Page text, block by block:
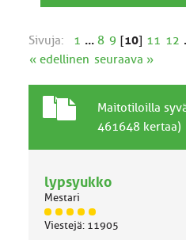
Sivuja: 1 ... 8 9 [10] 11 12
« edellinen seuraava »
a
a
n
e
A
i
Maitotiloilla
461648 kertaa)
lypsyukko
Mestari
J
ä
Viestejä: 11905